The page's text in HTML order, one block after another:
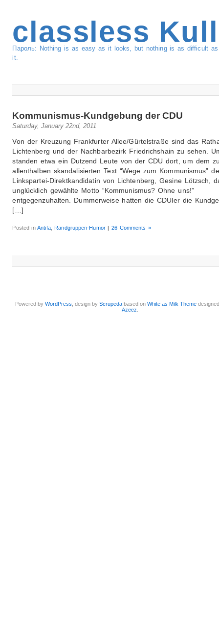
classless
Пароль: Nothing is as easy as it looks, but nothing is as difficult
it.
Kommunismus-Kundgebung der CDU
Saturday, January 22nd, 2011
Von der Kreuzung Frankfurter Allee/Gürtelstraße sind das
Lichtenberg und der Nachbarbezirk Friedrichshain zu sehen.
standen etwa ein Dutzend Leute von der CDU dort, um dem
allenthalben skandalisierten Text “Wege zum Kommunismus”
Linkspartei-Direktkandidatin von Lichtenberg, Gesine Lötzsch,
unglücklich gewählte Motto “Kommunismus? Ohne uns!”
entgegenzuhalten. Dummerweise hatten die CDUler die
[…]
Posted inAntifa,Randgruppen-Humor | 26 Comments »
Powered byWordPress , design byScrupeda based onWhite as Milk Theme
Azeez